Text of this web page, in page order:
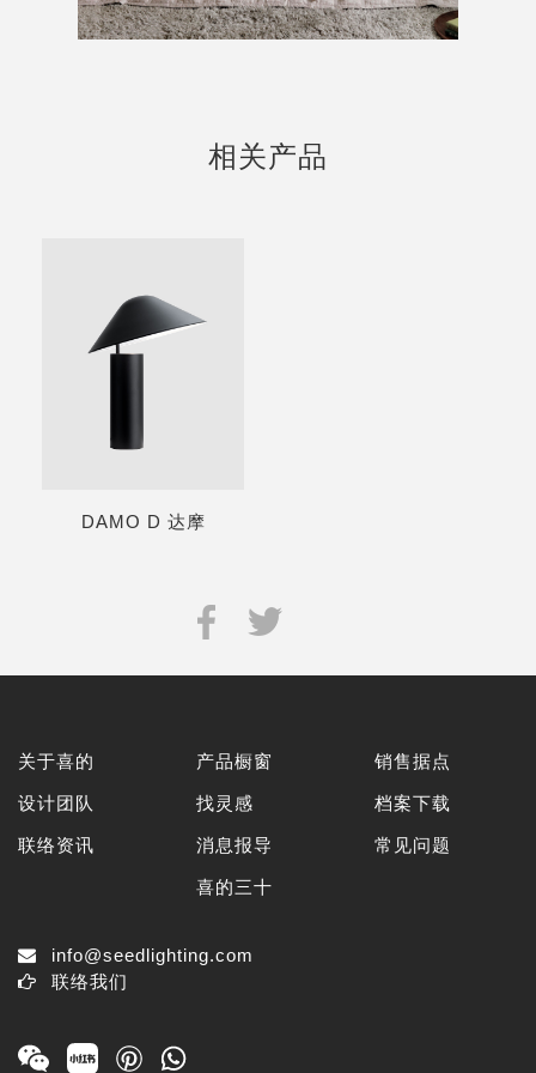
相关产品
DAMO D 达摩
关于喜的
设计团队
联络资讯
产品橱窗
找灵感
消息报导
喜的三十
销售据点
档案下载
常见问题
info@seedlighting.com
联络我们